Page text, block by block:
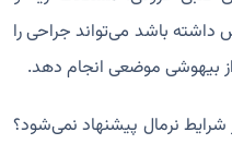
داشته باشد می‌تواند جراحی را
از بیهوشی موضعی انجام دهد.
نرمال پیشنهاد نمی‌شود؟